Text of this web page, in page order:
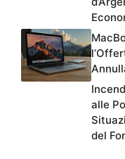
alle
del